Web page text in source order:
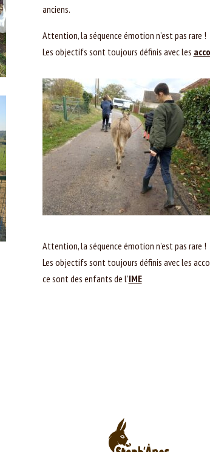
anciens.
Attention, la séquence émotion n’est pas rare !
Les objectifs sont toujours définis avec les
Attention, la séquence émotion n’est pas rare !
Les objectifs sont toujours définis avec les
ce sont des enfants de l’IME